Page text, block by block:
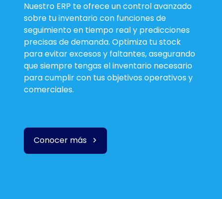
Nuestro ERP te ofrece un control avanzado
sobre tu inventario con funciones de
seguimiento en tiempo real y predicciones
precisas de demanda. Optimiza tu stock
para evitar excesos y faltantes, asegurando
que siempre tengas el inventario necesario
para cumplir con tus objetivos operativos y
comerciales.
Conocer más